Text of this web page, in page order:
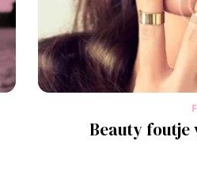
Beauty foutje